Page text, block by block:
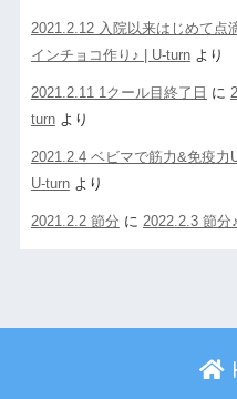
2021.2.12 入院以来はじめて点
インチョコ作り♪ | U-turnより
2021.2.11 1クール目終了日 に
turnより
2021.2.4 ベビマで筋力&免疫力
U-turnより
2021.2.2 節分 に 2022.2.3 節分